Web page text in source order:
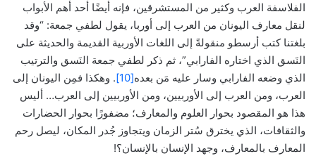
الفلاسفة العرب وكثير من المستشرقين، فإنه أيضًا أحد أهم الأبواب
لنقل معارف اليونان من العرب إلى أوربا، يقول لطفي جمعة: “وقد
بلغتنا كتب أرسطو منقولةً إلى اللغات الأوربية القديمة والحديثة على
النَسق الذي اختاره الفارابي”، ثم ذكر لطفي جمعة النَسق والترتيب
الذي وضعه الفارابي وسار عليه مَن بعده[10]
. وهكذا فمِن اليونان إلى
العرب، ومن العرب إلى الأوربيين، ومن الأوربيين إلى العرب… أليس
هذا هو المقصود بحوار العلوم والمعارف؛ مضفورًا بحوار الحضارات
والثقافات، الذي يخترق سُتر الزمان ويتجاوز جُدر المكان، ليصل رحم
المعارف بالمعارف، وجهد الإنسان بالإنسان؟!